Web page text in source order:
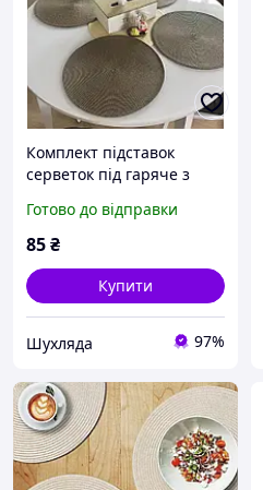
Комплект підставок
серветок під гаряче з
килимки світло-
коричневий моко
Готово до відправки
85₴
Купити
Шухляда 97%